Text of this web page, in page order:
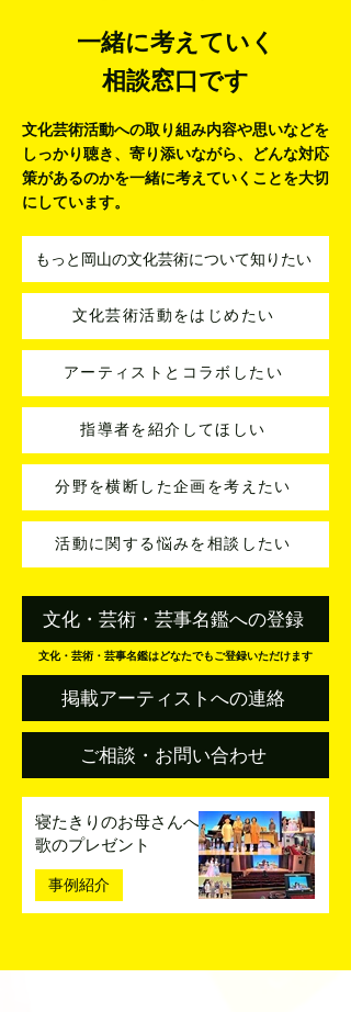
文化芸術活動への取り組み内容や思いなどを
しっかり聴き、寄り添いながら、
どんな対応
策があるのかを一緒に考えていくことを大切
にしています。
文化・芸術・芸事名鑑への登録
掲載アーティストへの連絡
ご相談・お問い合わせ
文化・芸術・芸事名鑑はどなたでもご登録いただけます
アーティストとコラボしたい
もっと岡山の文化芸術について知りたい
文化芸術活動をはじめたい
分野を横断した企画を考えたい
活動に関する悩みを相談したい
指導者を紹介してほしい
一緒に考えていく
相談窓口です
寝たきりのお母さんへ
歌のプレゼント
事例紹介